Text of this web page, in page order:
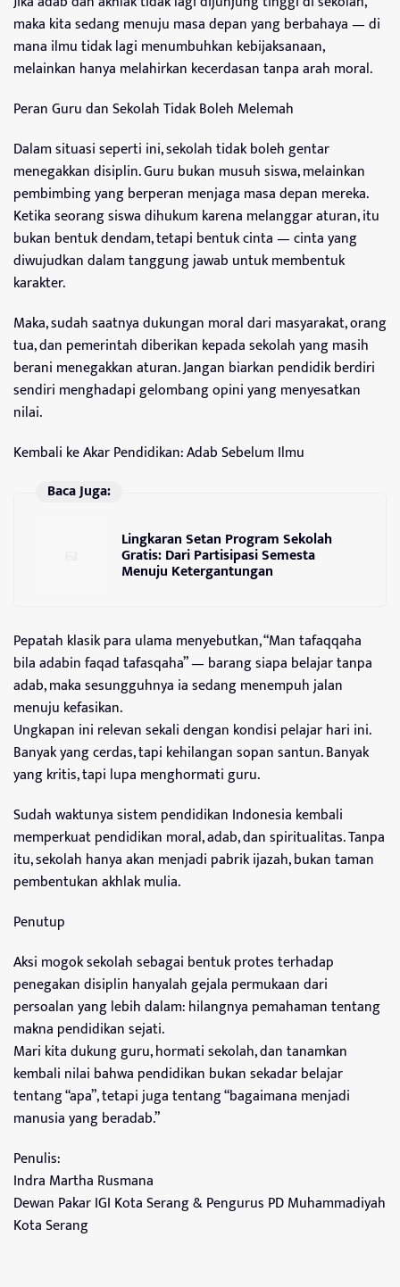
maka kita sedang menuju masa depan yang berbahaya — di
mana ilmu tidak lagi menumbuhkan kebijaksanaan,
melainkan hanya melahirkan kecerdasan tanpa arah moral.
Peran Guru dan Sekolah Tidak Boleh Melemah
Dalam situasi seperti ini, sekolah tidak boleh gentar
menegakkan disiplin. Guru bukan musuh siswa, melainkan
pembimbing yang berperan menjaga masa depan mereka.
Ketika seorang siswa dihukum karena melanggar aturan, itu
bukan bentuk dendam, tetapi bentuk cinta — cinta yang
diwujudkan dalam tanggung jawab untuk membentuk
karakter.
Maka, sudah saatnya dukungan moral dari masyarakat, orang
tua, dan pemerintah diberikan kepada sekolah yang masih
berani menegakkan aturan. Jangan biarkan pendidik berdiri
sendiri menghadapi gelombang opini yang menyesatkan
nilai.
Kembali ke Akar Pendidikan: Adab Sebelum Ilmu
Baca Juga:
Lingkaran Setan Program Sekolah
Gratis: Dari Partisipasi Semesta
Menuju Ketergantungan
Pepatah klasik para ulama menyebutkan, “Man tafaqqaha
bila adabin faqad tafasqaha” — barang siapa belajar tanpa
adab, maka sesungguhnya ia sedang menempuh jalan
menuju kefasikan.
Ungkapan ini relevan sekali dengan kondisi pelajar hari ini.
Banyak yang cerdas, tapi kehilangan sopan santun. Banyak
yang kritis, tapi lupa menghormati guru.
Sudah waktunya sistem pendidikan Indonesia kembali
memperkuat pendidikan moral, adab, dan spiritualitas. Tanpa
itu, sekolah hanya akan menjadi pabrik ijazah, bukan taman
pembentukan akhlak mulia.
Penutup
Aksi mogok sekolah sebagai bentuk protes terhadap
penegakan disiplin hanyalah gejala permukaan dari
persoalan yang lebih dalam: hilangnya pemahaman tentang
makna pendidikan sejati.
Mari kita dukung guru, hormati sekolah, dan tanamkan
kembali nilai bahwa pendidikan bukan sekadar belajar
tentang “apa”, tetapi juga tentang “bagaimana menjadi
manusia yang beradab.”
Penulis:
Indra Martha Rusmana
Dewan Pakar IGI Kota Serang & Pengurus PD Muhammadiyah
Kota Serang